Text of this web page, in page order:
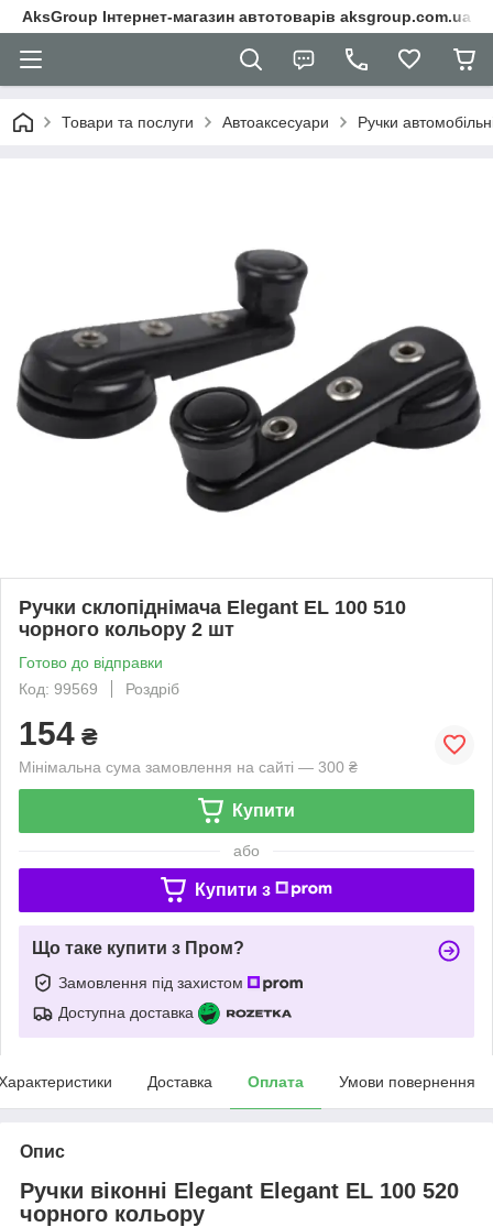
AksGroup Інтернет-магазин автотоварів aksgroup.com.ua
Товари та послуги Автоаксесуари Ручки
Ручки склопіднімача Elegant EL 100 510
чорного кольору 2 шт
Готово до відправки
Код: 99569
Роздріб
154 ₴
Мінімальна сума замовлення на сайті — 300 ₴
Купити
або
Купити з
Що таке купити з Пром?
Замовлення під захистом
Доступна доставка
Доставка Оплата Умови повернення
Опис
Ручки віконні Elegant Elegant EL 100 520
чорного кольору